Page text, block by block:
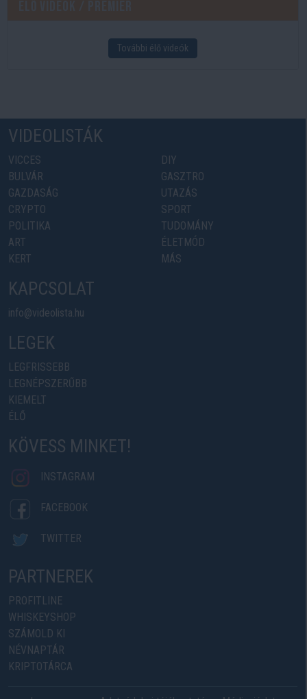
További élő videók
VIDEOLISTÁK
VICCES
BULVÁR
GAZDASÁG
CRYPTO
POLITIKA
ART
KERT
DIY
GASZTRO
UTAZÁS
SPORT
TUDOMÁNY
ÉLETMÓD
MÁS
KAPCSOLAT
info@videolista.hu
LEGEK
LEGFRISSEBB
LEGNÉPSZERŰBB
KIEMELT
ÉLŐ
KÖVESS MINKET!
INSTAGRAM
FACEBOOK
TWITTER
PARTNEREK
PROFITLINE
WHISKEYSHOP
SZÁMOLD KI
NÉVNAPTÁR
KRIPTOTÁRCA